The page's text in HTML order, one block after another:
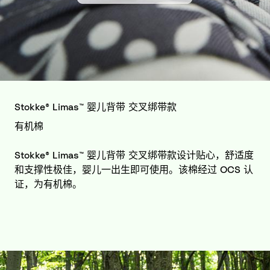
Stokke® Limas™ 婴儿背带 交叉绑带款
有机棉
Stokke® Limas™ 婴儿背带 交叉绑带款设计贴心，舒适度
和支撑性极佳，婴儿一出生即可使用。该棉经过 OCS 认
证，为有机棉。